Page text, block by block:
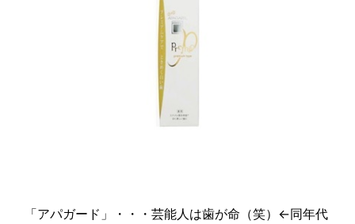
「アパガード」・・・芸能人は歯が命（笑）←同年代